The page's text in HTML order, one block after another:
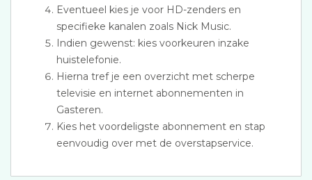
Eventueel kies je voor HD-zenders en
specifieke kanalen zoals Nick Music.
Indien gewenst: kies voorkeuren inzake
huistelefonie.
Hierna tref je een overzicht met scherpe
televisie en internet abonnementen in
Gasteren.
Kies het voordeligste abonnement en stap
eenvoudig over met de overstapservice.